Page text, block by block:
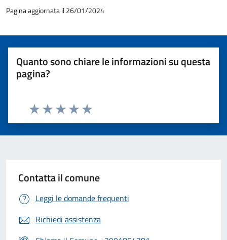
Pagina aggiornata il 26/01/2024
Quanto sono chiare le informazioni su questa
pagina?
Valuta 5 stelle su 5
Valuta 4 stelle su 5
Valuta 3 stelle su 5
Valuta 2 stelle su 5
Valuta 1 stelle su 5
Contatta il comune
Leggi le domande frequenti
Richiedi assistenza